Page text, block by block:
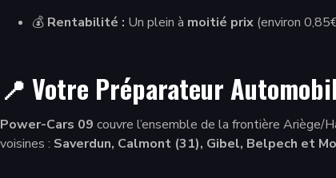
💰 Rentabilité : Un plein à moitié prix (environ
📍 Votre Préparateur
Power-Cars 09 couvre l’ensemble de la frontière Ariège/
voisines : Saverdun, Calmont (31), Gibel, Belpech et